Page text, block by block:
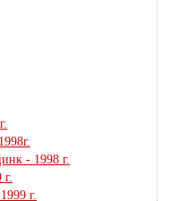
- 1998 г.
г.